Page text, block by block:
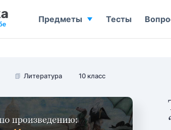
📗 Литература 10 класс
Предметы Тесты